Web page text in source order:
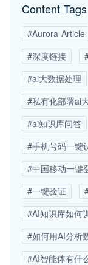
Content Tags
#Aurora Article
#深度链接
#ai大数据处理
#私有化部署ai
#ai知识库问答
#手机号码一键
#中国移动一键
#一键验证
#AI知识库如何
#如何用AI分析
#AI智能体有什